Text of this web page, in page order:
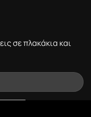
σε πλακάκια και